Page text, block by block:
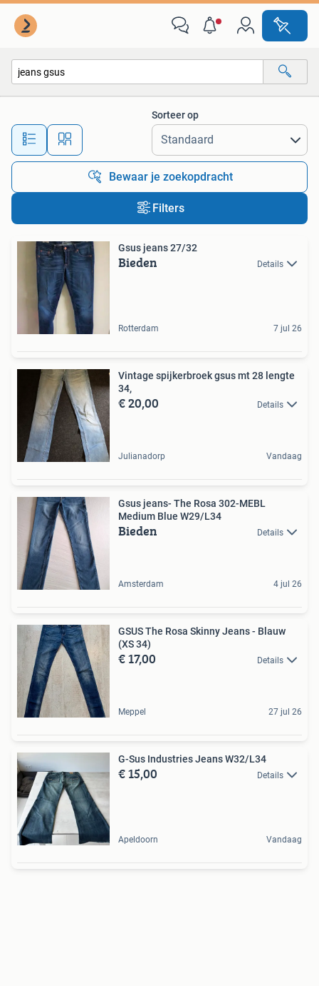
Alle afstanden…
Sorteer op
Bewaar je zoekopdracht
Filters
Gsus jeans 27/32
Bieden Details
Rotterdam 7 jul 26
Vintage spijkerbroek gsus mt 28 lengte
34,
€ 20,00 Details
Julianadorp Vandaag
Gsus jeans- The Rosa 302-MEBL
Medium Blue W29/L34
Bieden Details
Amsterdam 4 jul 26
GSUS The Rosa Skinny Jeans - Blauw
(XS 34)
€ 17,00 Details
Meppel 27 jul 26
G-Sus Industries Jeans W32/L34
€ 15,00 Details
Apeldoorn Vandaag